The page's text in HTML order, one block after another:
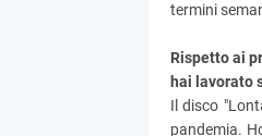
termini
Rispetto ai
hai lavorato
Il disco
pandemia.